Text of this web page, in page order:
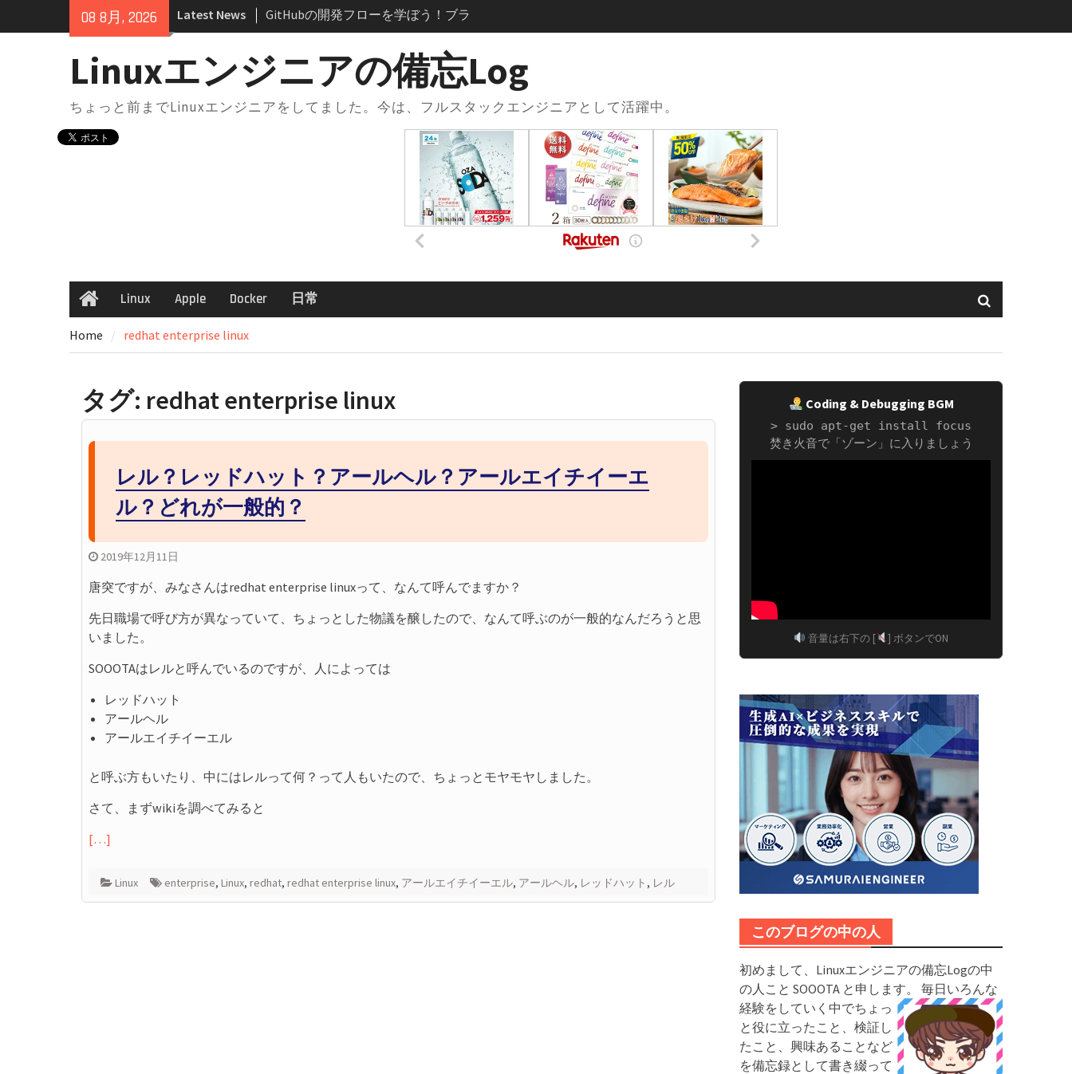
08 8月, 2026 Latest News
GitHubとは？登録方法からリポジト
リ・ブランチの使い方まで徹底解説
docker-compose × .envファイルで環
境切り替え｜実践的な使い方と注意
docker-composeの.envファイルと
は？知らないと損する便利な設定術
docker-compose.ymlの書き方｜基本
構成からサービス連携までまるっと
AWS SAA 学習で一番使った本と勉強
法｜一夜漬けテキスト×Udemy問題集
GeminiにはMacアプリがない？
方法
GitHubの開発フローを学ぼう！：コ
ンフリクトが起きたときの解消手順
GitHubのSquash and merge入門｜コ
ミット履歴をスッキリさせよう
ラブル対応まで解説
GitHubの開発フローを学ぼう！ブラ
ンチ運用とプルリクの使い方入門
Linuxエンジニアの備忘Log
ちょっと前までLinuxエンジニアをしてました。今は、フルスタックエンジニアとして活躍中。
HomeLinux Apple Docker 日常
Home redhat enterprise linux
タグ: redhat enterprise linux
レル？レッドハット？アールヘル？アールエイチイーエ
ル？どれが一般的？
2019年12月11日
唐突ですが、みなさんはredhat enterprise linuxって、なんて呼んでますか？
先日職場で呼び方が異なっていて、ちょっとした物議を醸したので、なんて呼ぶのが一般的なんだろうと思
いました。
SOOOTAはレルと呼んでいるのですが、人によっては
レッドハット
アールヘル
アールエイチイーエル
と呼ぶ方もいたり、中にはレルって何？って人もいたので、ちょっとモヤモヤしました。
さて、まずwikiを調べてみると
[…]
Linux enterprise, Linux, redhat, redhat enterprise linux, アールエイチイーエル, アールヘル, レッドハット , レル
Coding & Debugging BGM
> sudo apt-get install focus
焚き火音で「ゾーン」に入りましょう
音量は右下の [ ] ボタンでON
このブログの中の人
初めまして、Linuxエンジニアの備忘Logの中
の人こと SOOOTA と申します。 毎日いろんな
経験をしていく中でちょっ
と役に立ったこと、検証し
たこと、興味あることなど
を備忘録として書き綴って